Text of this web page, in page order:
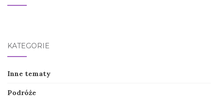
KATEGORIE
Inne tematy
Podróże